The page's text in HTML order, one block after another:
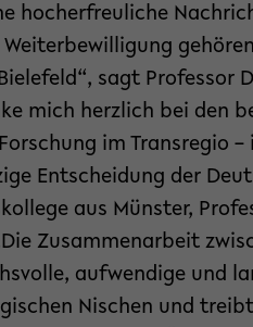
hocherfreuliche
sagt Professor
mich herzlich bei den
im Transregio –
Entscheidung der
aus Münster,
Zusammenarbeit
aufwendige und
Nischen und